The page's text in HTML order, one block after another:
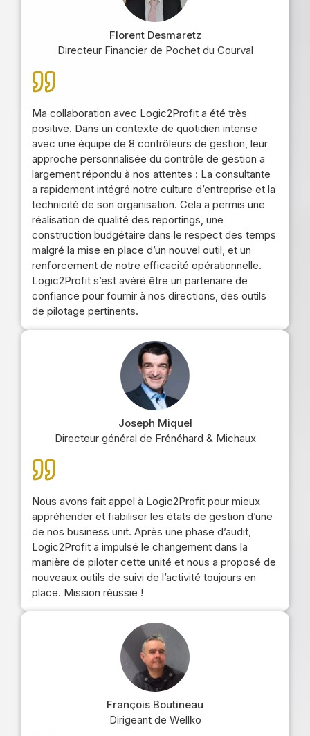
Florent Desmaretz
Directeur Financier de Pochet du Courval
Ma collaboration avec Logic2Profit a été très
positive. Dans un contexte de quotidien intense
avec une équipe de 8 contrôleurs de gestion, leur
approche personnalisée du contrôle de gestion a
largement répondu à nos attentes : La consultante
a rapidement intégré notre culture d’entreprise et la
technicité de son organisation. Cela a permis une
réalisation de qualité des reportings, une
construction budgétaire dans le respect des temps
malgré la mise en place d’un nouvel outil, et un
renforcement de notre efficacité opérationnelle.
Logic2Profit s’est avéré être un partenaire de
confiance pour fournir à nos directions, des outils
de pilotage pertinents.
Joseph Miquel
Directeur général de Frénéhard & Michaux
Nous avons fait appel à Logic2Profit pour mieux
appréhender et fiabiliser les états de gestion d’une
de nos business unit. Après une phase d’audit,
Logic2Profit a impulsé le changement dans la
manière de piloter cette unité et nous a proposé de
nouveaux outils de suivi de l’activité toujours en
place. Mission réussie !
François Boutineau
Dirigeant de Wellko